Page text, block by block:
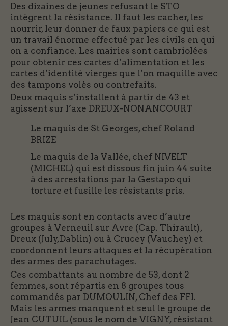
Des dizaines de jeunes refusant le STO
intègrent la résistance. Il faut les cacher, les
nourrir, leur donner de faux papiers ce qui est
un travail énorme effectué par les civils en qui
on a confiance. Les mairies sont cambriolées
pour obtenir ces cartes d’alimentation et les
cartes d’identité vierges que l’on maquille avec
des tampons volés ou contrefaits.
Deux maquis s’installent à partir de 43 et
agissent sur l’axe DREUX-NONANCOURT
Le maquis de St Georges, chef Roland
BRIZE
Le maquis de la Vallée, chef NIVELT
(MICHEL) qui est dissous fin juin 44 suite
à des arrestations par la Gestapo qui
torture et fusille les résistants pris.
Les maquis sont en contacts avec d’autre
groupes à Verneuil sur Avre (Cap. Thirault),
Dreux (July,Dablin) ou à Crucey (Vauchey) et
coordonnent leurs attaques et la récupération
des armes des parachutages.
Ces combattants au nombre de 53, dont 2
femmes, sont répartis en 8 groupes tous
commandés par DUMOULIN, Chef des FFI.
Mais les armes manquent et seul le groupe de
Jean CUTUIL (sous le nom de VIGNY, résistant